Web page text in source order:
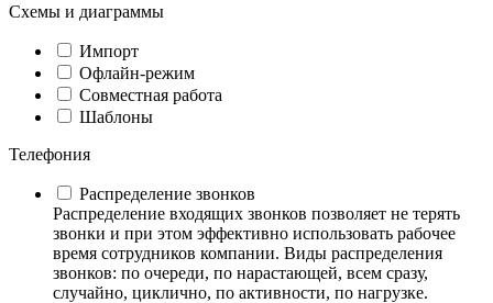
Схемы и диаграммы
Импорт
Офлайн-режим
Совместная работа
Шаблоны
Телефония
Распределение звонков
Распределение входящих звонков позволяет не терять
звонки и при этом эффективно использовать рабочее
время сотрудников компании. Виды распределения
звонков: по очереди, по нарастающей, всем сразу,
случайно, циклично, по активности, по нагрузке.